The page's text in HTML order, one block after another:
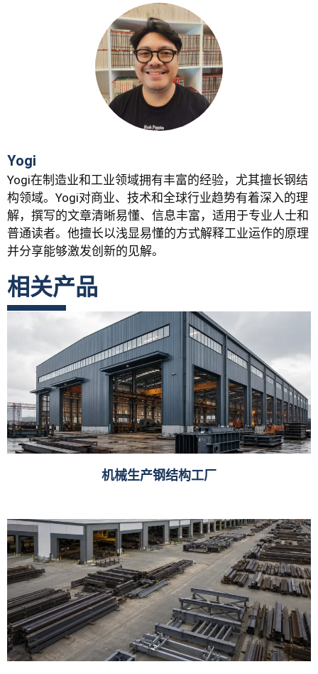
Yogi
Yogi在制造业和工业领域拥有丰富的经验，尤其擅长钢结
构领域。Yogi对商业、技术和全球行业趋势有着深入的理
解，撰写的文章清晰易懂、信息丰富，适用于专业人士和
普通读者。他擅长以浅显易懂的方式解释工业运作的原理
并分享能够激发创新的见解。
相关产品
机械生产钢结构工厂